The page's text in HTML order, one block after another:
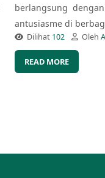
berlangsung
antusiasme di
Dilihat 102 Oleh
READ MORE